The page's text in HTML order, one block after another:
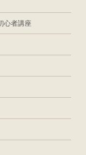
心者講座